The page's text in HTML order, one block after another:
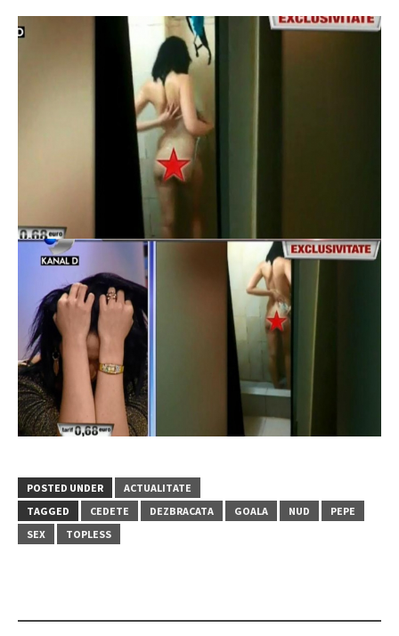
POSTED UNDER
ACTUALITATE
TAGGED
CEDETE DEZBRACATA GOALA NUD
PEPE
SEX
TOPLESS